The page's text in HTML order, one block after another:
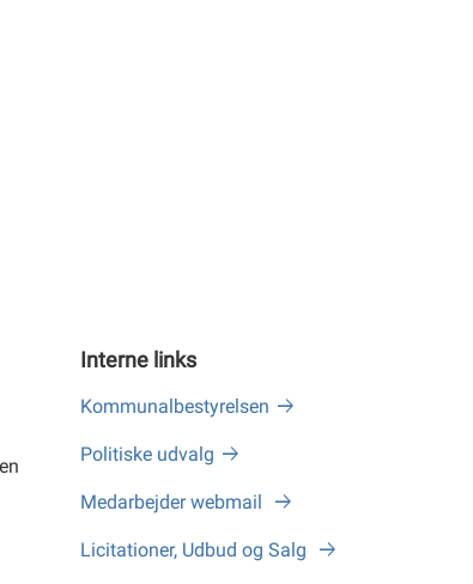
Interne links
Kommunalbestyrelsen
Politiske udvalg
Medarbejder webmail
Licitationer, Udbud og Salg